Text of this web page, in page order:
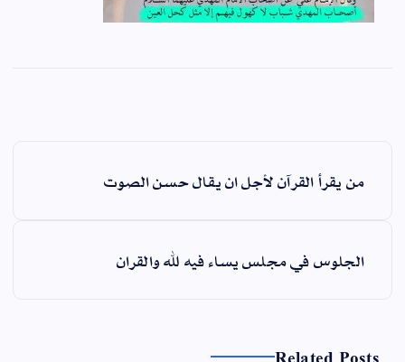
من يقرأ القرآن لأجل ان يقال حسن الصوت
الجلوس في مجلس يساء فيه لله والقران